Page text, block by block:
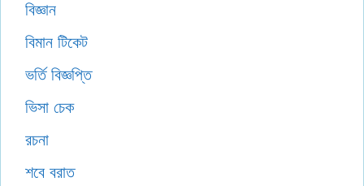
বিজ্ঞান
বিমান টিকেট
ভর্তি বিজ্ঞপ্তি
ভিসা চেক
রচনা
শবে বরাত